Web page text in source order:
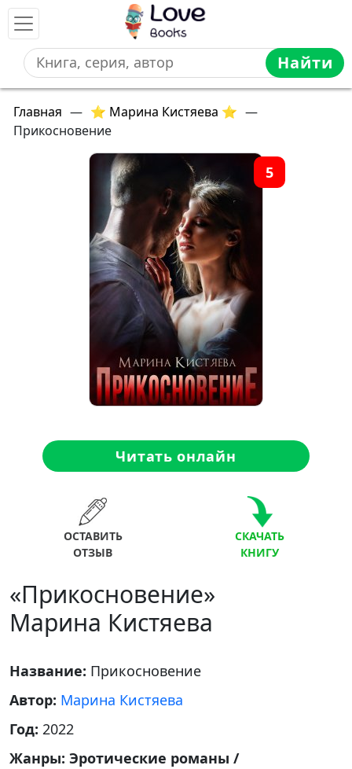
Найти
Главная — ⭐ Марина Кистяева ⭐ —
Прикосновение
5
Читать онлайн
ОСТАВИТЬ
ОТЗЫВ
СКАЧАТЬ
КНИГУ
«Прикосновение»
Марина Кистяева
Название: Прикосновение
Автор: Марина Кистяева
Год: 2022
Жанры: Эротические романы /